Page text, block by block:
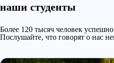
наши студенты
Более 120 тысяч человек
Послушайте, что говорят о нас